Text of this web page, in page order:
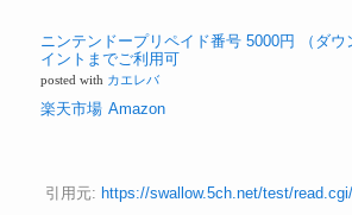
ニンテンドープリペイド番号 5000円 （ダ
イントまでご利用可
posted with カエレバ
楽天市場 Amazon
引用元: https://swallow.5ch.net/test/